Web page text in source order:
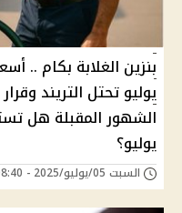
يوليو تحتل التريند
الشهور المقبلة هل
يوليو؟
السبت 05/يوليو/2025 - 08:40 ص